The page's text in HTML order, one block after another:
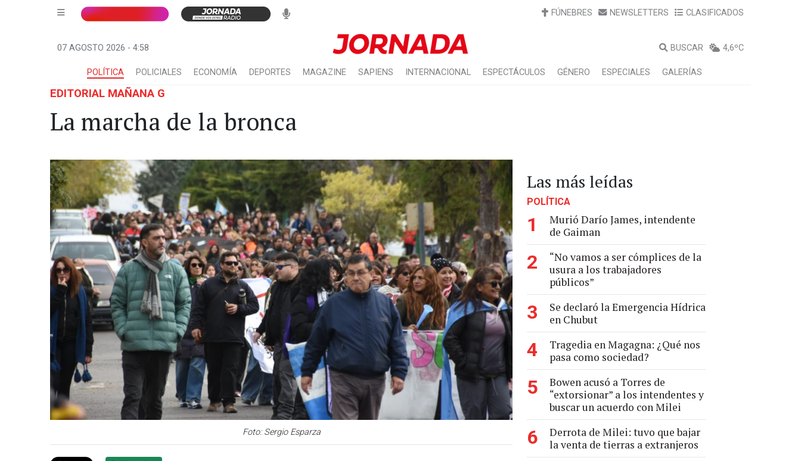
FÚNEBRES NEWSLETTERS CLASIFICADOS
07 AGOSTO 2026 - 4:58 BUSCAR 4,6ºC
POLÍTICA POLICIALES ECONOMÍA DEPORTES MAGAZINE SAPIENS INTERNACIONAL ESPECTÁCULOS GÉNERO ESPECIALES GALERÍAS
EDITORIAL MAÑANA G
La marcha de la bronca
Foto: Sergio Esparza
Las más leídas
POLÍTICA
1
Murió Darío James, intendente
de Gaiman
2
“No vamos a ser cómplices de la
usura a los trabajadores
públicos”
3
Se declaró la Emergencia Hídrica
en Chubut
4
Tragedia en Magagna: ¿Qué nos
pasa como sociedad?
5
Bowen acusó a Torres de
“extorsionar” a los intendentes y
buscar un acuerdo con Milei
6
Derrota de Milei: tuvo que bajar
la venta de tierras a extranjeros